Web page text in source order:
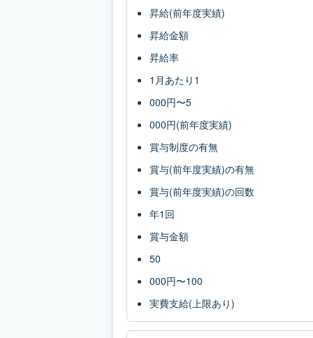
昇給(前年度実績)
昇給金額
昇給率
1月あたり1
000円〜5
000円(前年度実績)
賞与制度の有無
賞与(前年度実績)の有無
賞与(前年度実績)の回数
年1回
賞与金額
50
000円〜100
実費支給(上限あり)